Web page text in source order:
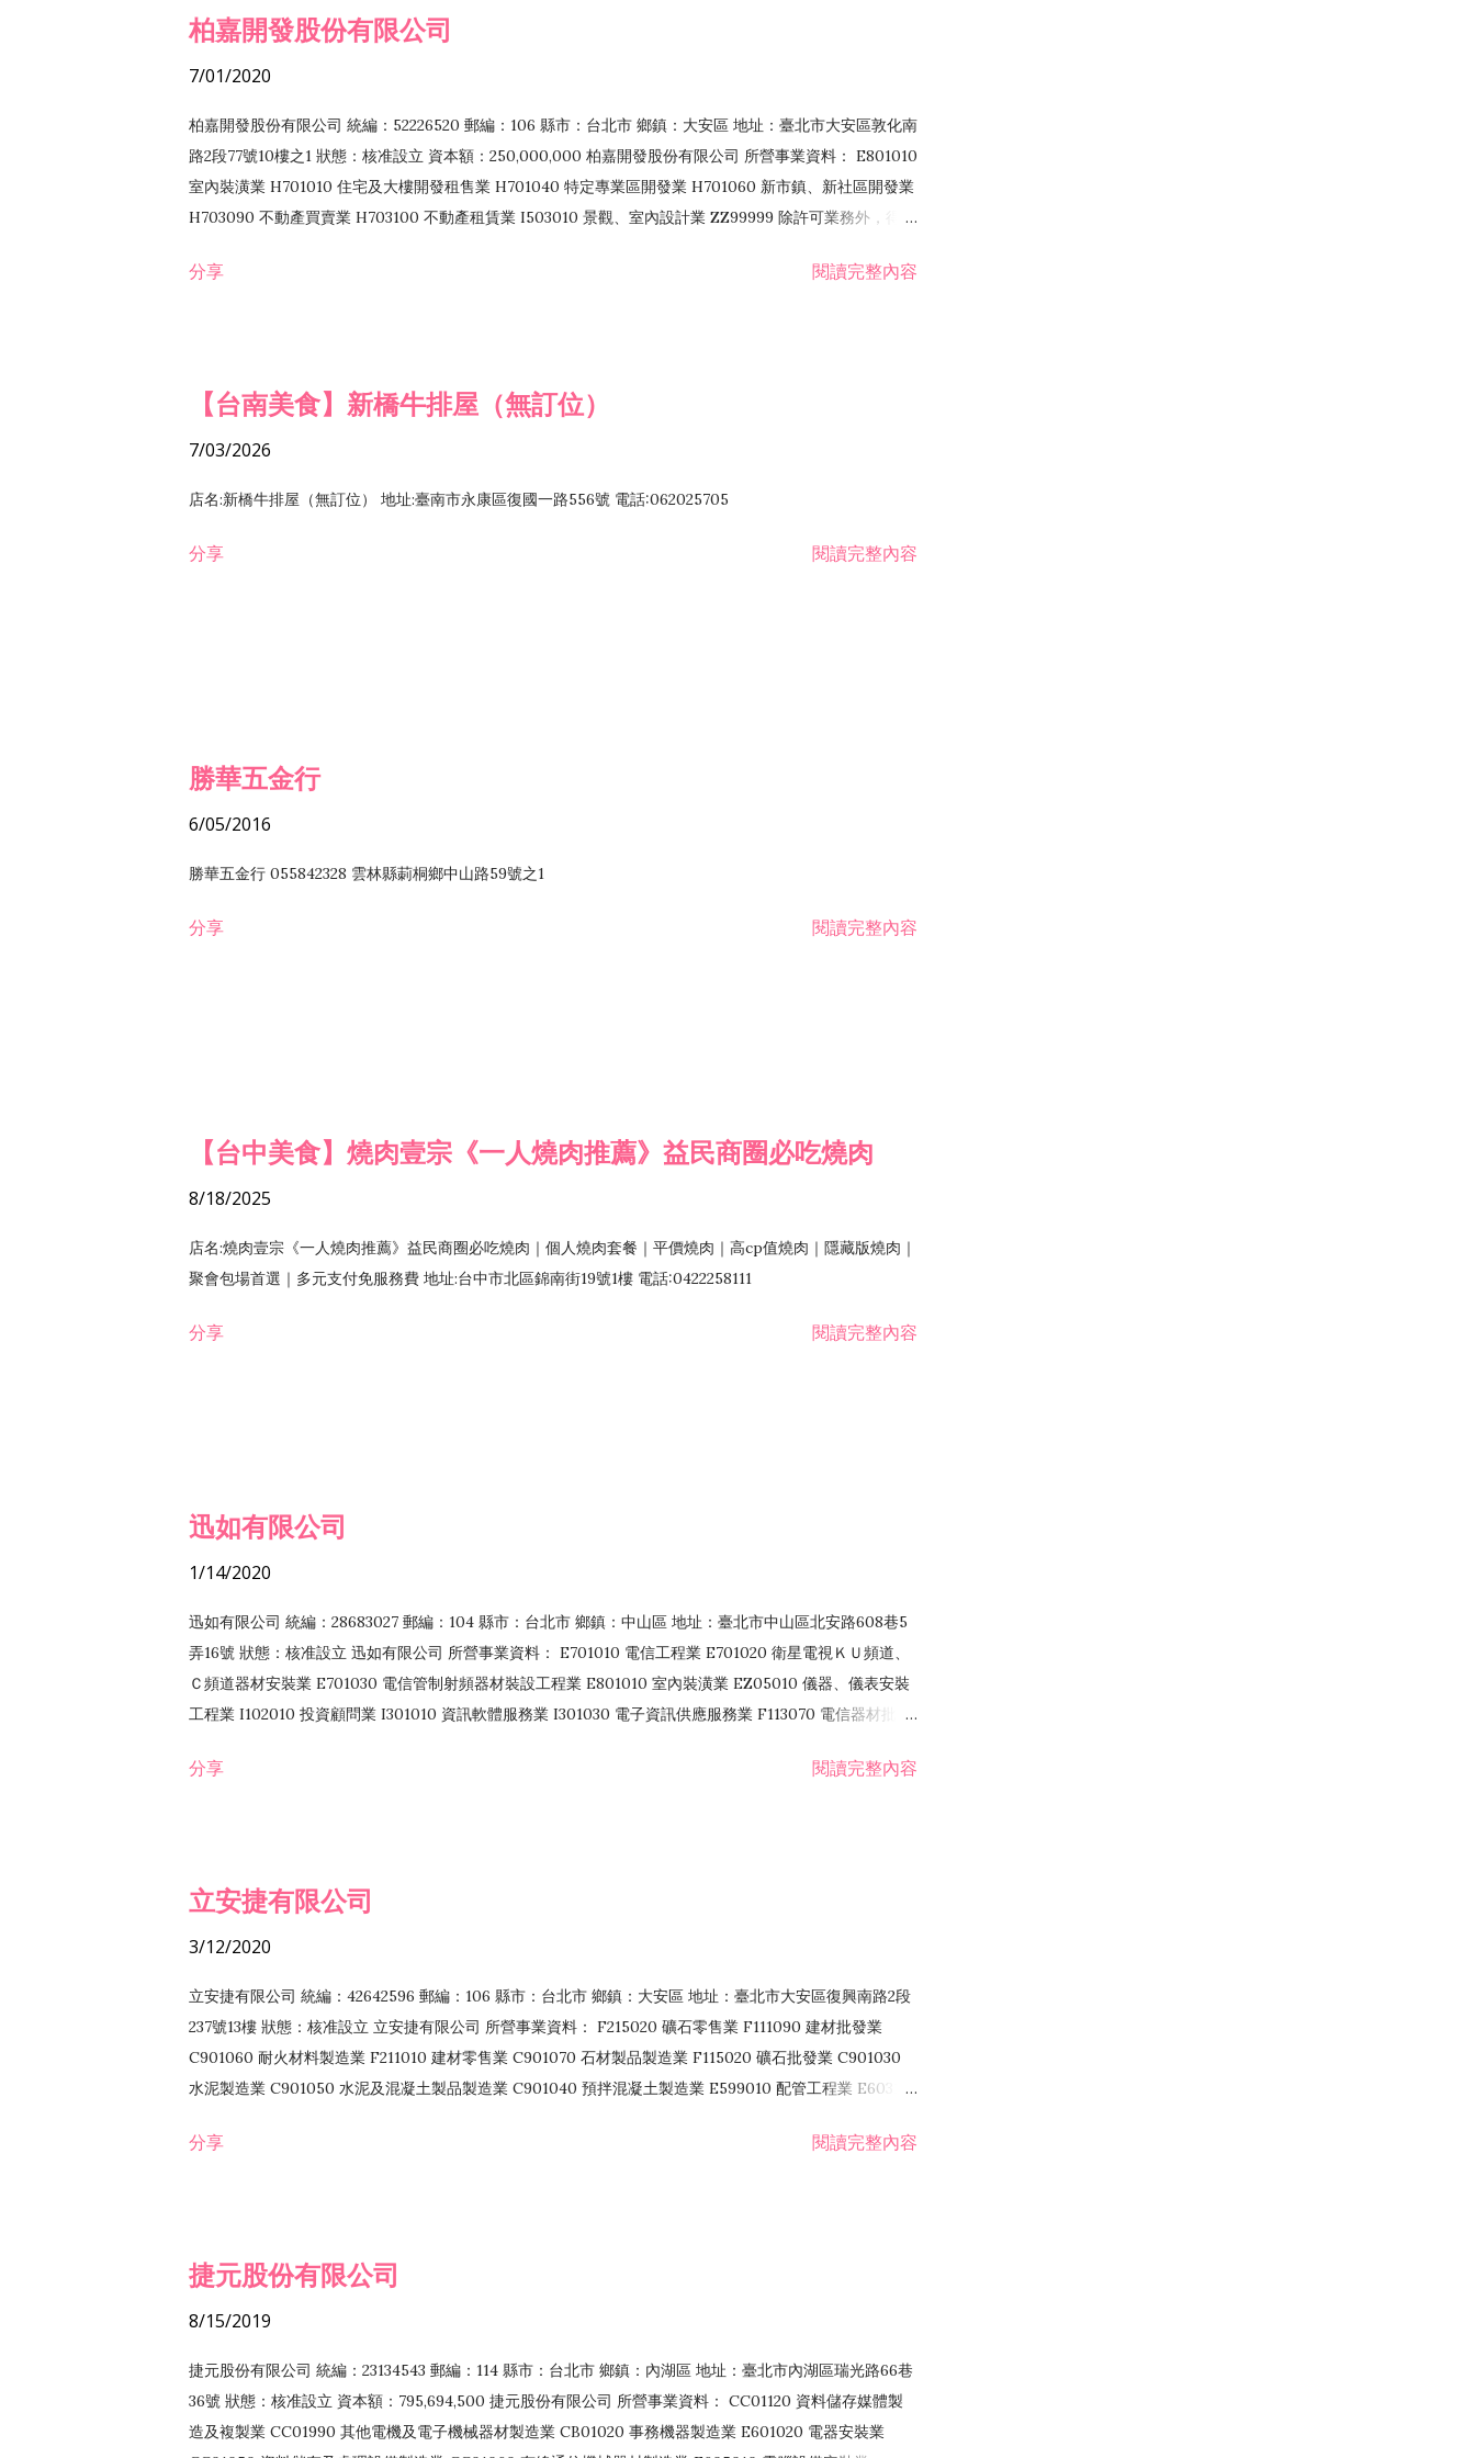
柏嘉開發股份有限公司
7/01/2020
柏嘉開發股份有限公司 統編：52226520 郵編：106 縣市：台北市 鄉鎮：大安區 地址：臺北市大安區敦化南
路2段77號10樓之1 狀態：核准設立 資本額：250,000,000 柏嘉開發股份有限公司 所營事業資料： E801010
室內裝潢業 H701010 住宅及大樓開發租售業 H701040 特定專業區開發業 H701060 新市鎮、新社區開發業
H703090 不動產買賣業 H703100 不動產租賃業 I503010 景觀、室內設計業 ZZ99999 除許可業務外，得經
分享 閱讀完整內容
【台南美食】新橋牛排屋（無訂位）
7/03/2026
店名:新橋牛排屋（無訂位） 地址:臺南市永康區復國一路556號 電話:062025705
分享 閱讀完整內容
勝華五金行
6/05/2016
勝華五金行 055842328 雲林縣莿桐鄉中山路59號之1
分享 閱讀完整內容
【台中美食】燒肉壹宗《一人燒肉推薦》益民商圈必吃燒肉
8/18/2025
店名:燒肉壹宗《一人燒肉推薦》益民商圈必吃燒肉｜個人燒肉套餐｜平價燒肉｜高cp值燒肉｜隱藏版燒肉｜
聚會包場首選｜多元支付免服務費 地址:台中市北區錦南街19號1樓 電話:0422258111
分享 閱讀完整內容
迅如有限公司
1/14/2020
迅如有限公司 統編：28683027 郵編：104 縣市：台北市 鄉鎮：中山區 地址：臺北市中山區北安路608巷5
弄16號 狀態：核准設立 迅如有限公司 所營事業資料： E701010 電信工程業 E701020 衛星電視ＫＵ頻道、
Ｃ頻道器材安裝業 E701030 電信管制射頻器材裝設工程業 E801010 室內裝潢業 EZ05010 儀器、儀表安裝
工程業 I102010 投資顧問業 I301010 資訊軟體服務業 I301030 電子資訊供應服務業 F113070 電信器材批發
務 F102030 菸酒批發業 F203020 菸酒零售業 F401171 酒類輸入業
分享 閱讀完整內容
立安捷有限公司
3/12/2020
立安捷有限公司 統編：42642596 郵編：106 縣市：台北市 鄉鎮：大安區 地址：臺北市大安區復興南路2段
237號13樓 狀態：核准設立 立安捷有限公司 所營事業資料： F215020 礦石零售業 F111090 建材批發業
C901060 耐火材料製造業 F211010 建材零售業 C901070 石材製品製造業 F115020 礦石批發業 C901030
水泥製造業 C901050 水泥及混凝土製品製造業 C901040 預拌混凝土製造業 E599010 配管工程業 E603110
EZ99990 其他工程業 F102170 食品什貨批發業 F106020 日常用品批發業 F108031 醫療器材批發業
分享 閱讀完整內容
捷元股份有限公司
8/15/2019
捷元股份有限公司 統編：23134543 郵編：114 縣市：台北市 鄉鎮：內湖區 地址：臺北市內湖區瑞光路66巷
36號 狀態：核准設立 資本額：795,694,500 捷元股份有限公司 所營事業資料： CC01120 資料儲存媒體製
造及複製業 CC01990 其他電機及電子機械器材製造業 CB01020 事務機器製造業 E601020 電器安裝業